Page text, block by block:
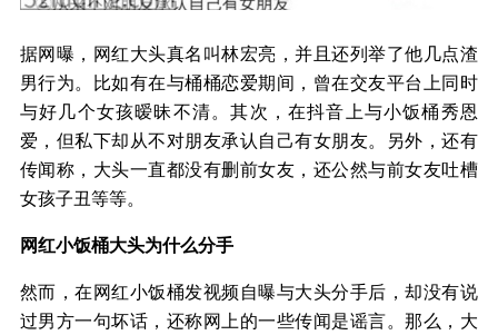
据网曝，网红大头真名叫林宏亮，并且还列举了他几点渣
男行为。比如有在与桶桶恋爱期间，曾在交友平台上同时
与好几个女孩暧昧不清。其次，在抖音上与小饭桶秀恩
爱，但私下却从不对朋友承认自己有女朋友。另外，还有
传闻称，大头一直都没有删前女友，还公然与前女友吐槽
女孩子丑等等。
网红小饭桶大头为什么分手
然而，在网红小饭桶发视频自曝与大头分手后，却没有说
过男方一句坏话，还称网上的一些传闻是谣言。那么，大